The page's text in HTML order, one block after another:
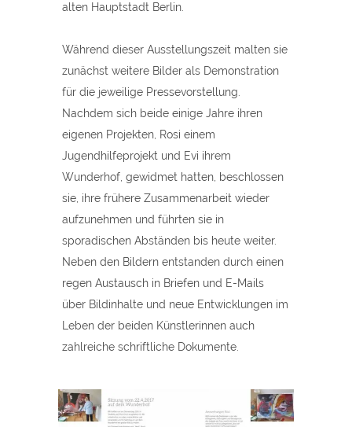
alten Hauptstadt Berlin.
Während dieser Ausstellungszeit malten sie
zunächst weitere Bilder als Demonstration
für die jeweilige Pressevorstellung.
Nachdem sich beide einige Jahre ihren
eigenen Projekten, Rosi einem
Jugendhilfeprojekt und Evi ihrem
Wunderhof, gewidmet hatten, beschlossen
sie, ihre frühere Zusammenarbeit wieder
aufzunehmen und führten sie in
sporadischen Abständen bis heute weiter.
Neben den Bildern entstanden durch einen
regen Austausch in Briefen und E-Mails
über Bildinhalte und neue Entwicklungen im
Leben der beiden Künstlerinnen auch
zahlreiche schriftliche Dokumente.